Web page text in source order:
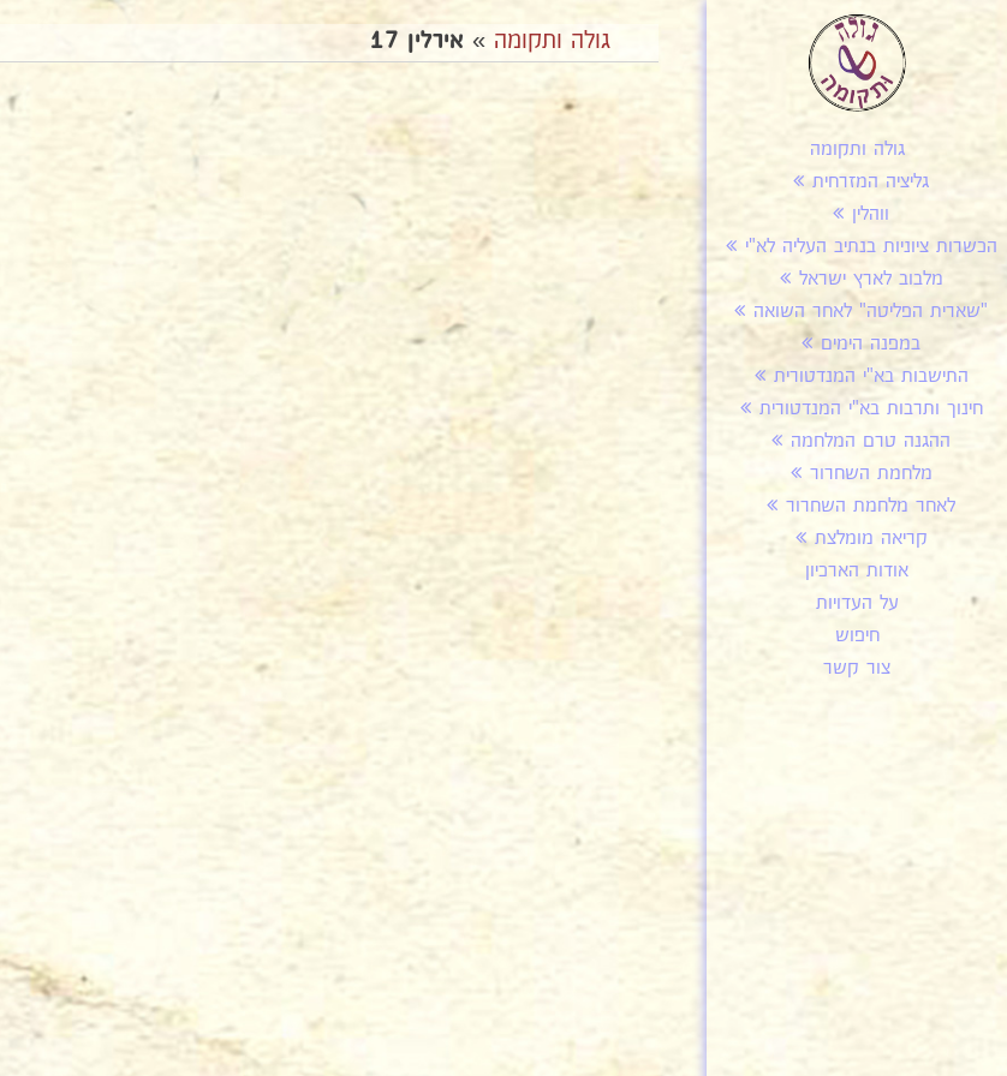
גולה ותקומה
גליציה המזרחית
ווהלין
הכשרות ציוניות בנתיב העליה לא"י
מלבוב לארץ ישראל
"שארית הפליטה" לאחר השואה
במפנה הימים
התישבות בא"י המנדטורית
חינוך ותרבות בא"י המנדטורית
ההגנה טרם המלחמה
מלחמת השחרור
לאחר מלחמת השחרור
קריאה מומלצת
אודות הארכיון
על העדויות
חיפוש
צור קשר
גולה ותקומה » אירלין 17